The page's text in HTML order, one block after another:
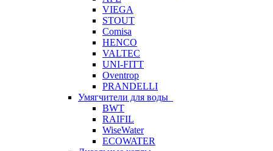
VIEGA
STOUT
Comisa
HENCO
VALTEC
UNI-FITT
Oventrop
PRANDELLI
Умягчители для воды
BWT
RAIFIL
WiseWater
ECOWATER